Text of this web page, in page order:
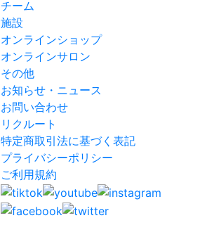
チーム
施設
オンラインショップ
オンラインサロン
その他
お知らせ・ニュース
お問い合わせ
リクルート
特定商取引法に基づく表記
プライバシーポリシー
ご利用規約